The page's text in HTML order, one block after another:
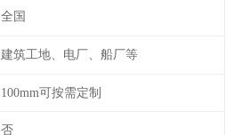
全国
建筑工地、电厂、船厂等
100mm可按需定制
否